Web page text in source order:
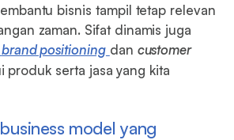
bisnis tampil tetap relevan
zaman. Sifat dinamis juga
brand positioning dan customer
produk serta jasa yang kita
model yang